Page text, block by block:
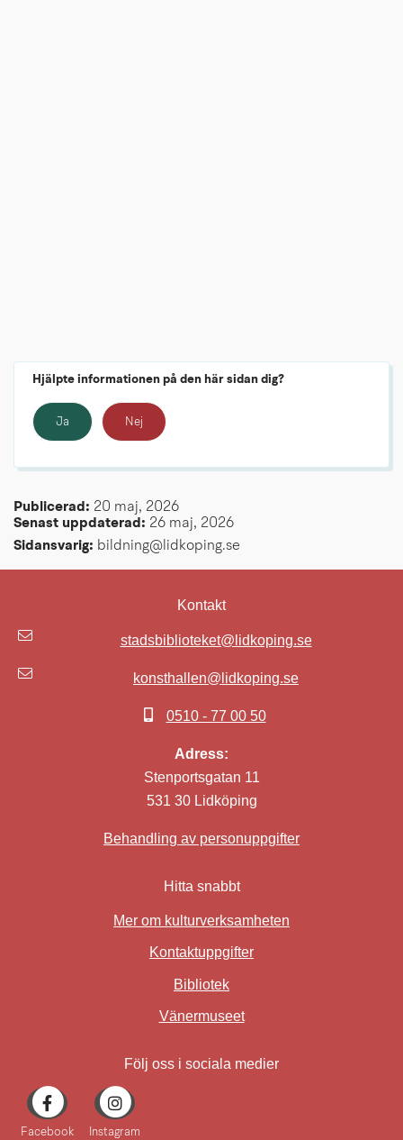
Hjälpte informationen på den här sidan dig?
Ja Nej
Publicerad: 20 maj, 2026
Senast uppdaterad: 26 maj, 2026
Sidansvarig: bildning@lidkoping.se
Kontakt
stadsbiblioteket@lidkoping.se
konsthallen@lidkoping.se
0510 - 77 00 50
Adress:
Stenportsgatan 11
531 30 Lidköping
Behandling av personuppgifter
Hitta snabbt
Mer om kulturverksamheten
Kontaktuppgifter
Bibliotek
VänermuseetLänk till annan
Följ oss i sociala medier
Facebook Instagram